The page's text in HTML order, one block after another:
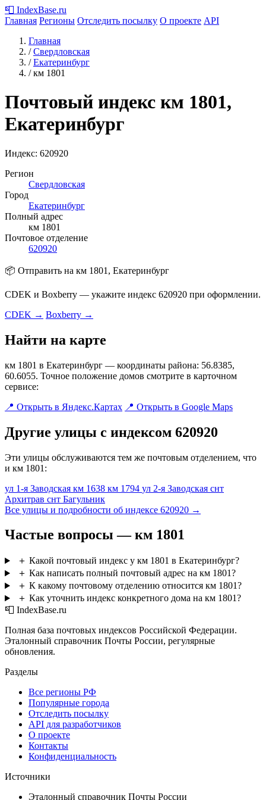
📮 IndexBase.ru
Главная Регионы Отследить посылку О проекте API
Главная
/ Свердловская
/ Екатеринбург
/ км 1801
Почтовый индекс км 1801,
Екатеринбург
Индекс: 620920
Регион
Свердловская
Город
Екатеринбург
Полный адрес
км 1801
Почтовое отделение
620920
📦 Отправить на км 1801, Екатеринбург
CDEK и Boxberry — укажите индекс 620920 при оформлении.
CDEK → Boxberry →
Найти на карте
км 1801 в Екатеринбург — координаты района: 56.8385,
60.6055. Точное положение домов смотрите в карточном
сервисе:
📍 Открыть в Яндекс.Картах 📍 Открыть в Google Maps
Другие улицы с индексом 620920
Эти улицы обслуживаются тем же почтовым отделением, что
и км 1801:
ул 1-я Заводская км 1638 км 1794 ул 2-я Заводская снт
Архитрав снт Багульник
Все улицы и подробности об индексе 620920 →
Частые вопросы — км 1801
＋ Какой почтовый индекс у км 1801 в Екатеринбург?
＋ Как написать полный почтовый адрес на км 1801?
＋ К какому почтовому отделению относится км 1801?
＋ Как уточнить индекс конкретного дома на км 1801?
📮 IndexBase.ru
Полная база почтовых индексов Российской Федерации.
Эталонный справочник Почты России, регулярные
обновления.
Разделы
Все регионы РФ
Популярные города
Отследить посылку
API для разработчиков
О проекте
Контакты
Конфиденциальность
Источники
Эталонный справочник Почты России